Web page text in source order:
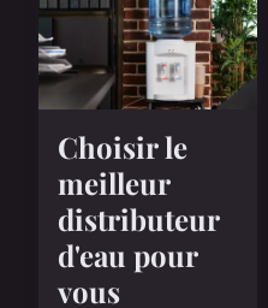
Choisir le
meilleur
distributeur
d'eau pour
vous